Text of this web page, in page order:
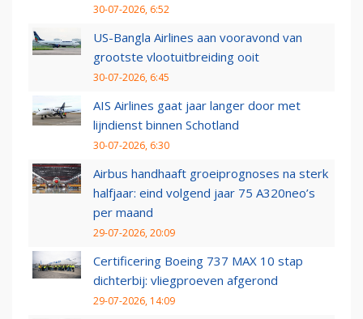
30-07-2026, 6:52
US-Bangla Airlines aan vooravond van
grootste vlootuitbreiding ooit
30-07-2026, 6:45
AIS Airlines gaat jaar langer door met
lijndienst binnen Schotland
30-07-2026, 6:30
Airbus handhaaft groeiprognoses na sterk
halfjaar: eind volgend jaar 75 A320neo’s
per maand
29-07-2026, 20:09
Certificering Boeing 737 MAX 10 stap
dichterbij: vliegproeven afgerond
29-07-2026, 14:09